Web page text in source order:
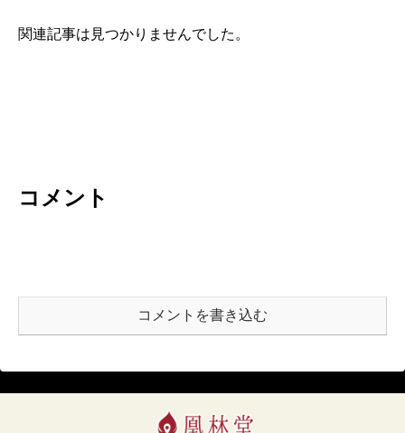
関連記事は見つかりませんでした。
コメント
コメントを書き込む